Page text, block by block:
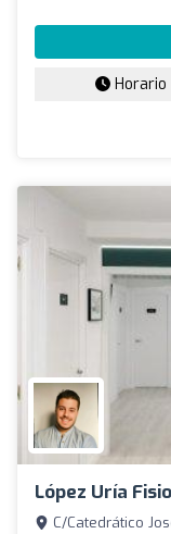
Horario
López Uría
C/Catedrático